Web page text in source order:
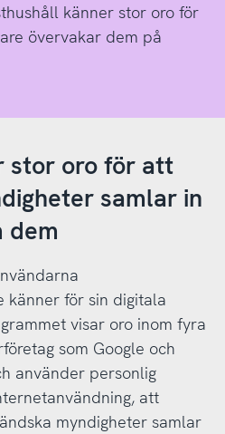
känner stor oro för
övervakar dem på
stor oro för att
samlar in
dem
känner för sin digitala
visar oro inom fyra
som Google och
använder personlig
att
myndigheter samlar